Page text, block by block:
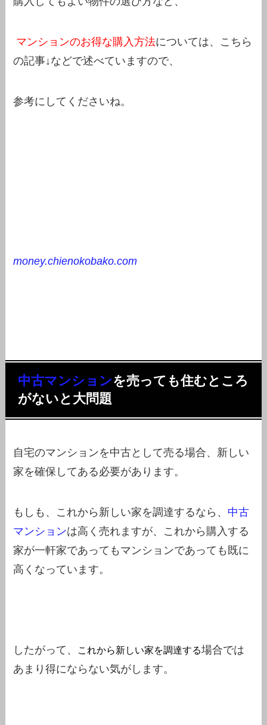
マンションのお得な購入方法については、こちら
の記事↓などで述べていますので、
参考にしてくださいね。
money.chienokobako.com
中古マンションを売っても住むところ
がないと大問題
自宅のマンションを中古として売る場合、新しい
家を確保してある必要があります。
もしも、これから新しい家を調達するなら、 中古
マンションは高く売れますが、これから購入する
家が一軒家であってもマンションであっても既に
高くなっています。
したがって、 これから新しい家を調達する場合では
あまり得にならない気がします。